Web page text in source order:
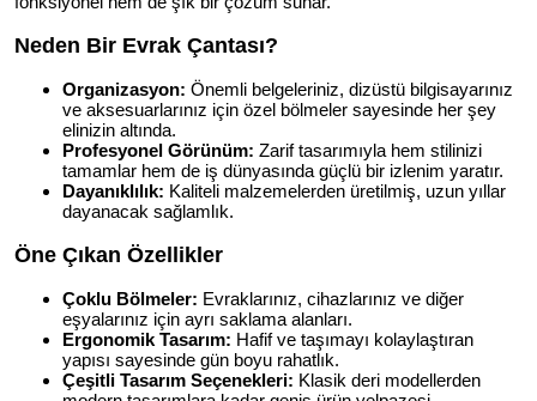
Neden Bir Evrak Çantası?
Organizasyon: Önemli belgeleriniz, dizüstü bilgisayarınız
ve aksesuarlarınız için özel bölmeler sayesinde her şey
elinizin altında.
Profesyonel Görünüm: Zarif tasarımıyla hem stilinizi
tamamlar hem de iş dünyasında güçlü bir izlenim yaratır.
Dayanıklılık: Kaliteli malzemelerden üretilmiş, uzun yıllar
dayanacak sağlamlık.
Öne Çıkan Özellikler
Çoklu Bölmeler: Evraklarınız, cihazlarınız ve diğer
eşyalarınız için ayrı saklama alanları.
Ergonomik Tasarım: Hafif ve taşımayı kolaylaştıran
yapısı sayesinde gün boyu rahatlık.
Çeşitli Tasarım Seçenekleri: Klasik deri modellerden